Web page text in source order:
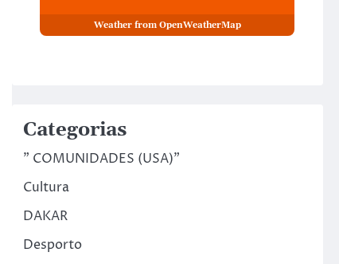
Weather from OpenWeatherMap
Categorias
" COMUNIDADES (USA)"
Cultura
DAKAR
Desporto